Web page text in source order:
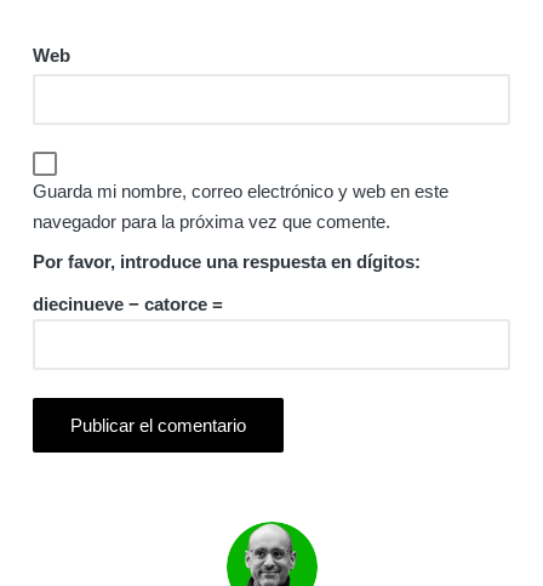
Web
Guarda mi nombre, correo electrónico y web en este
navegador para la próxima vez que comente.
Por favor, introduce una respuesta en dígitos:
diecinueve − catorce =